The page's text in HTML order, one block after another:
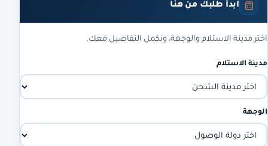
ابدأ طلبك من هنا
اختر مدينة الاستلام والوجهة، ونكمل التفاصيل معك.
مدينة الاستلام
الوجهة